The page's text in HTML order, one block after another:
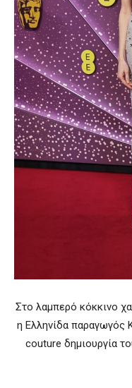
Στο λαμπερό κόκκινο
η Ελληνίδα παραγωγός
couture δημιουργία